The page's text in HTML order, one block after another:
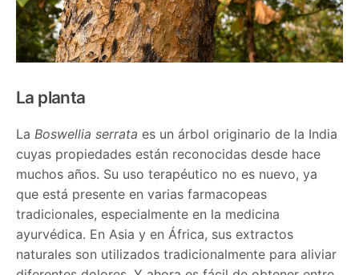
La planta
LaBoswellia serrata es un árbol originario de la India
cuyas propiedades están reconocidas desde hace
muchos años. Su uso terapéutico no es nuevo, ya
que está presente en varias farmacopeas
tradicionales, especialmente en la medicina
ayurvédica. En Asia y en África, sus extractos
naturales son utilizados tradicionalmente para aliviar